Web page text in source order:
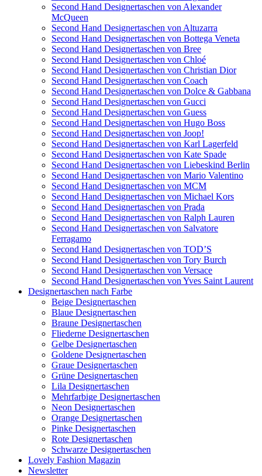
Second Hand Designertaschen von Alexander
McQueen
Second Hand Designertaschen von Altuzarra
Second Hand Designertaschen von Bottega Veneta
Second Hand Designertaschen von Bree
Second Hand Designertaschen von Chloé
Second Hand Designertaschen von Christian Dior
Second Hand Designertaschen von Coach
Second Hand Designertaschen von Dolce & Gabbana
Second Hand Designertaschen von Gucci
Second Hand Designertaschen von Guess
Second Hand Designertaschen von Hugo Boss
Second Hand Designertaschen von Joop!
Second Hand Designertaschen von Karl Lagerfeld
Second Hand Designertaschen von Kate Spade
Second Hand Designertaschen von Liebeskind Berlin
Second Hand Designertaschen von Mario Valentino
Second Hand Designertaschen von MCM
Second Hand Designertaschen von Michael Kors
Second Hand Designertaschen von Prada
Second Hand Designertaschen von Ralph Lauren
Second Hand Designertaschen von Salvatore
Ferragamo
Second Hand Designertaschen von TOD’S
Second Hand Designertaschen von Tory Burch
Second Hand Designertaschen von Versace
Second Hand Designertaschen von Yves Saint Laurent
Designertaschen nach Farbe
Beige Designertaschen
Blaue Designertaschen
Braune Designertaschen
Fliederne Designertaschen
Gelbe Designertaschen
Goldene Designertaschen
Graue Designertaschen
Grüne Designertaschen
Lila Designertaschen
Mehrfarbige Designertaschen
Neon Designertaschen
Orange Designertaschen
Pinke Designertaschen
Rote Designertaschen
Schwarze Designertaschen
Lovely Fashion Magazin
Newsletter